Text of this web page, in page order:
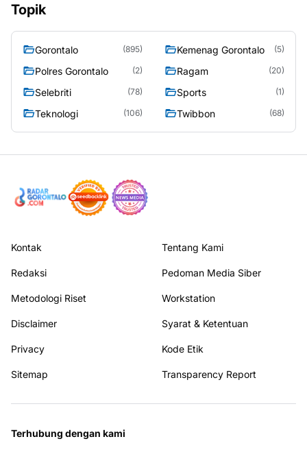
Topik
Gorontalo (895) Kemenag Gorontalo (5)
Polres Gorontalo (2) Ragam (20)
Selebriti (78) Sports (1)
Teknologi (106) Twibbon (68)
Kontak Tentang Kami
Redaksi Pedoman Media Siber
Metodologi Riset Workstation
Disclaimer Syarat & Ketentuan
Privacy Kode Etik
Sitemap Transparency Report
Terhubung dengan kami